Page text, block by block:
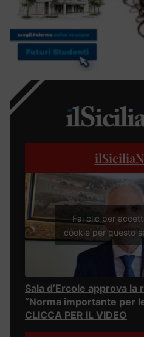
Fai clic per
cookie per questo
Sala d’Ercole approva
“Norma importante per
CLICCA PER IL VIDEO